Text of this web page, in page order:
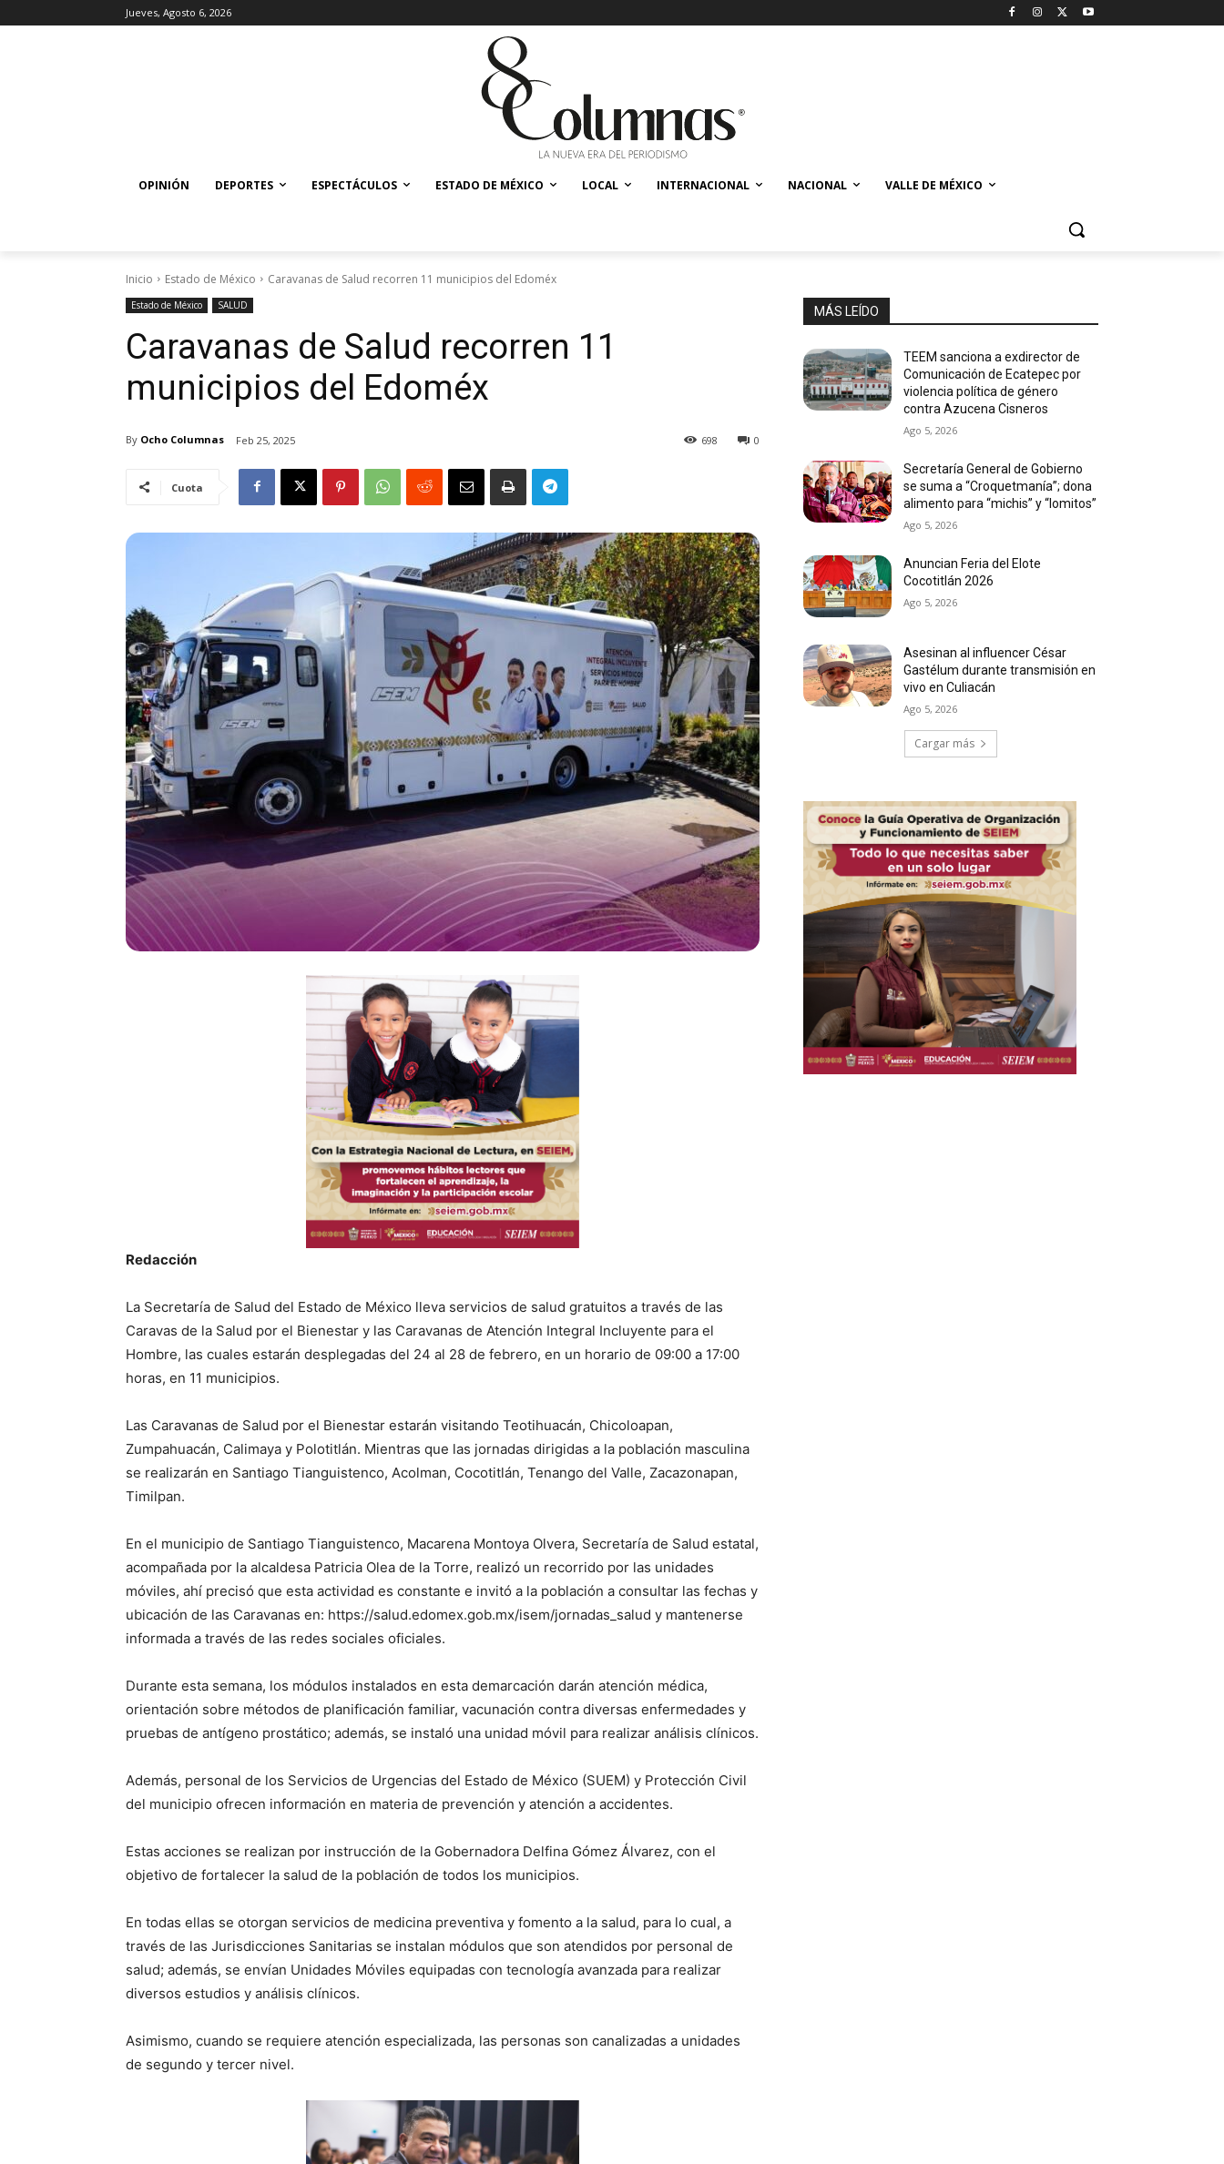
Jueves, Agosto 6, 2026
OPINIÓN DEPORTES ESPECTÁCULOS ESTADO DE MÉXICO LOCAL INTERNACIONAL NACIONAL VALLE DE MÉXICO
Inicio Estado de México Caravanas de Salud recorren 11 municipios del Edoméx
Estado de México SALUD
Caravanas de Salud recorren 11
municipios del Edoméx
By Ocho Columnas Feb 25, 2025 0
698
Cuota
Redacción
La Secretaría de Salud del Estado de México lleva servicios de salud gratuitos a través de las
Caravas de la Salud por el Bienestar y las Caravanas de Atención Integral Incluyente para el
Hombre, las cuales estarán desplegadas del 24 al 28 de febrero, en un horario de 09:00 a 17:00
horas, en 11 municipios.
Las Caravanas de Salud por el Bienestar estarán visitando Teotihuacán, Chicoloapan,
Zumpahuacán, Calimaya y Polotitlán. Mientras que las jornadas dirigidas a la población masculina
se realizarán en Santiago Tianguistenco, Acolman, Cocotitlán, Tenango del Valle, Zacazonapan,
Timilpan.
En el municipio de Santiago Tianguistenco, Macarena Montoya Olvera, Secretaría de Salud estatal,
acompañada por la alcaldesa Patricia Olea de la Torre, realizó un recorrido por las unidades
móviles, ahí precisó que esta actividad es constante e invitó a la población a consultar las fechas y
ubicación de las Caravanas en: https://salud.edomex.gob.mx/isem/jornadas_salud y mantenerse
informada a través de las redes sociales oficiales.
Durante esta semana, los módulos instalados en esta demarcación darán atención médica,
orientación sobre métodos de planificación familiar, vacunación contra diversas enfermedades y
pruebas de antígeno prostático; además, se instaló una unidad móvil para realizar análisis clínicos.
Además, personal de los Servicios de Urgencias del Estado de México (SUEM) y Protección Civil
del municipio ofrecen información en materia de prevención y atención a accidentes.
Estas acciones se realizan por instrucción de la Gobernadora Delfina Gómez Álvarez, con el
objetivo de fortalecer la salud de la población de todos los municipios.
En todas ellas se otorgan servicios de medicina preventiva y fomento a la salud, para lo cual, a
través de las Jurisdicciones Sanitarias se instalan módulos que son atendidos por personal de
salud; además, se envían Unidades Móviles equipadas con tecnología avanzada para realizar
diversos estudios y análisis clínicos.
Asimismo, cuando se requiere atención especializada, las personas son canalizadas a unidades
de segundo y tercer nivel.
MÁS LEÍDO
TEEM sanciona a exdirector de
Comunicación de Ecatepec por
violencia política de género
contra Azucena Cisneros
Ago 5, 2026
Secretaría General de Gobierno
se suma a “Croquetmanía”; dona
alimento para “michis” y “lomitos”
Ago 5, 2026
Anuncian Feria del Elote
Cocotitlán 2026
Ago 5, 2026
Asesinan al influencer César
Gastélum durante transmisión en
vivo en Culiacán
Ago 5, 2026
Cargar más